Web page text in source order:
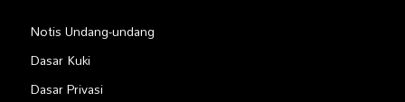
Notis Undang-undang
Dasar Kuki
Dasar Privasi